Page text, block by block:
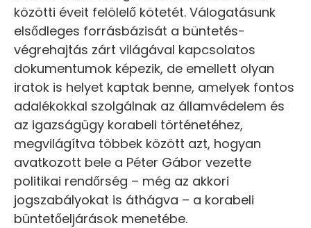
közötti éveit felölelő kötetét. Válogatásunk
elsődleges forrásbázisát a büntetés-
végrehajtás zárt világával kapcsolatos
dokumentumok képezik, de emellett olyan
iratok is helyet kaptak benne, amelyek fontos
adalékokkal szolgálnak az államvédelem és
az igazságügy korabeli történetéhez,
megvilágítva többek között azt, hogyan
avatkozott bele a Péter Gábor vezette
politikai rendőrség – még az akkori
jogszabályokat is áthágva – a korabeli
büntetőeljárások menetébe.